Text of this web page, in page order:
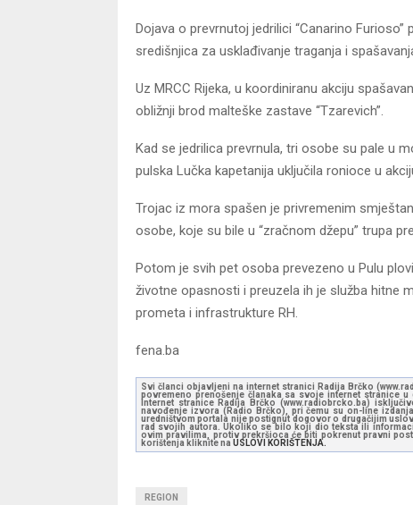
Dojava o prevrnutoj jedrilici “Canarino
središnjica za usklađivanje traganja i
Uz MRCC Rijeka, u koordiniranu akciju
obližnji brod malteške zastave “Tzarevich”.
Kad se jedrilica prevrnula, tri osobe su pale u
pulska Lučka kapetanija uključila ronioce u
Trojac iz mora spašen je privremenim
osobe, koje su bile u “zračnom džepu” trupa
Potom je svih pet osoba prevezeno u Pulu
životne opasnosti i preuzela ih je služba hitne
prometa i infrastrukture RH.
fena.ba
Svi članci objavljeni na internet stranici Radija Brčko
povremeno prenošenje članaka sa svoje internet stranice
Internet stranice Radija Brčko (www.radiobrcko.ba)
navođenje izvora (Radio Brčko), pri čemu su on-line
uredništvom portala nije postignut dogovor o drugačijim
rad svojih autora. Ukoliko se bilo koji dio teksta ili
ovim pravilima, protiv prekršioca će biti pokrenut pravni
korištenja kliknite na USLOVI KORIŠTENJA.
REGION